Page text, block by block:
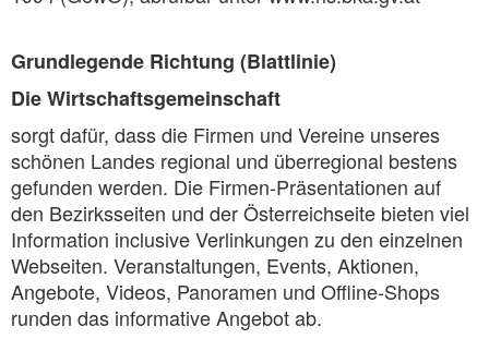
Grundlegende Richtung (Blattlinie)
Die Wirtschaftsgemeinschaft
sorgt dafür, dass die Firmen und Vereine unseres
schönen Landes regional und überregional bestens
gefunden werden. Die Firmen-Präsentationen auf
den Bezirksseiten und der Österreichseite bieten viel
Information inclusive Verlinkungen zu den einzelnen
Webseiten. Veranstaltungen, Events, Aktionen,
Angebote, Videos, Panoramen und Offline-Shops
runden das informative Angebot ab.